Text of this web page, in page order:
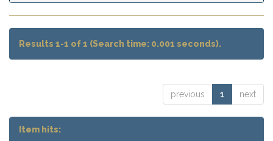
Results 1-1 of 1 (Search time: 0.001 seconds).
previous 1 next
Item hits: